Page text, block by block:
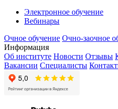
Электронное обучение
Вебинары
Очное обучение Очно-заочное
Информация
Об институте Новости Отзывы
Вакансии Специалисты